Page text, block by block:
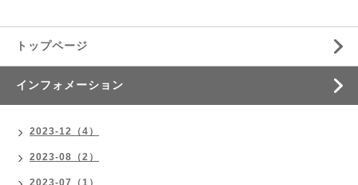
トップページ
インフォメーション
2023-12（4）
2023-08（2）
2023-07（1）